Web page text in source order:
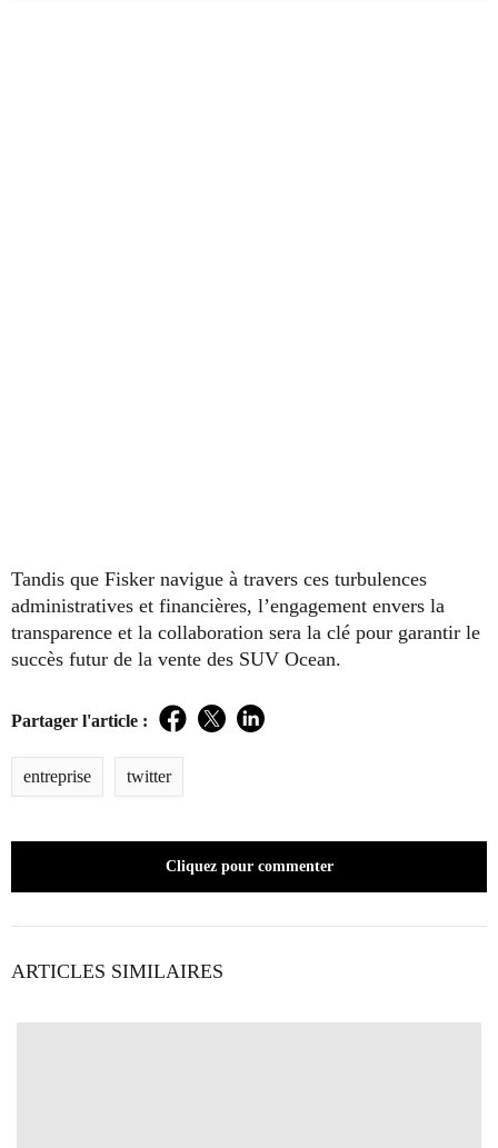
Tandis que Fisker navigue à travers ces turbulences
administratives et financières, l’engagement envers la
transparence et la collaboration sera la clé pour garantir le
succès futur de la vente des SUV Ocean.
Partager l'article : Facebook
TwitterLinkedIn
entreprise twitter
Cliquez pour commenter
ARTICLES SIMILAIRES